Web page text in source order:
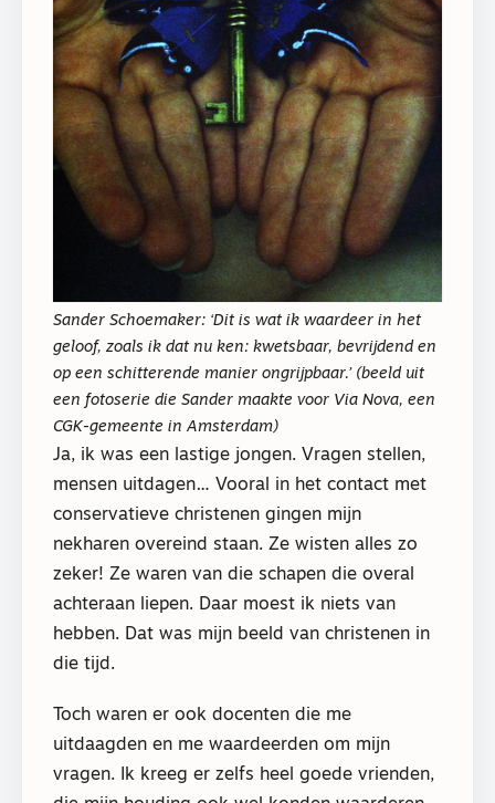
Sander Schoemaker: ‘Dit is wat ik waardeer in het
geloof, zoals ik dat nu ken: kwetsbaar, bevrijdend en
op een schitterende manier ongrijpbaar.’ (beeld uit
een fotoserie die Sander maakte voor Via Nova, een
CGK-gemeente in Amsterdam)
Ja, ik was een lastige jongen. Vragen stellen,
mensen uitdagen… Vooral in het contact met
conservatieve christenen gingen mijn
nekharen overeind staan. Ze wisten alles zo
zeker! Ze waren van die schapen die overal
achteraan liepen. Daar moest ik niets van
hebben. Dat was mijn beeld van christenen in
die tijd.
Toch waren er ook docenten die me
uitdaagden en me waardeerden om mijn
vragen. Ik kreeg er zelfs heel goede vrienden,